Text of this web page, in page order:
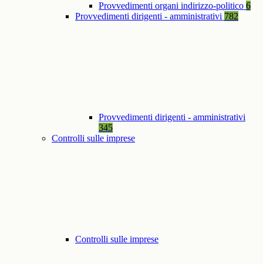
Provvedimenti organi indirizzo-politico 6
Provvedimenti dirigenti - amministrativi 782
Provvedimenti dirigenti - amministrativi
345
Controlli sulle imprese
Controlli sulle imprese